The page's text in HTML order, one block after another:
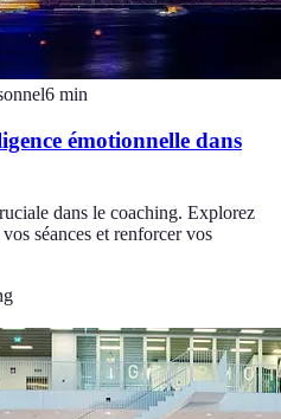
6 min
émotionnelle dans
dans le coaching. Explorez
séances et renforcer vos